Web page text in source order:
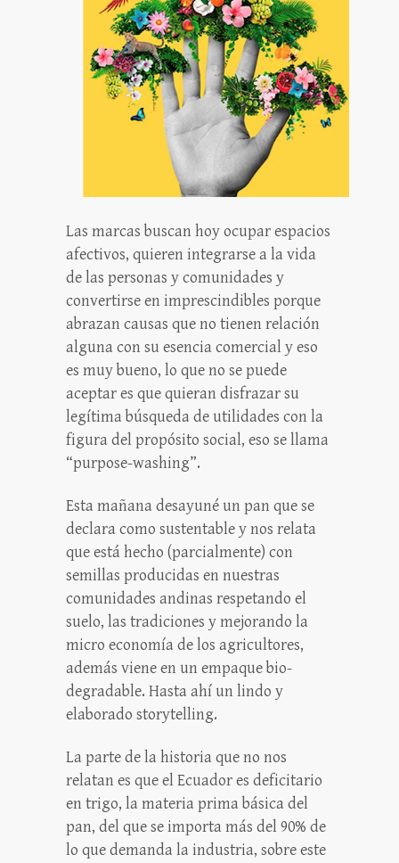
Las marcas buscan hoy ocupar espacios
afectivos, quieren integrarse a la vida
de las personas y comunidades y
convertirse en imprescindibles porque
abrazan causas que no tienen relación
alguna con su esencia comercial y eso
es muy bueno, lo que no se puede
aceptar es que quieran disfrazar su
legítima búsqueda de utilidades con la
figura del propósito social, eso se llama
“purpose-washing”.
Esta mañana desayuné un pan que se
declara como sustentable y nos relata
que está hecho (parcialmente) con
semillas producidas en nuestras
comunidades andinas respetando el
suelo, las tradiciones y mejorando la
micro economía de los agricultores,
además viene en un empaque bio-
degradable. Hasta ahí un lindo y
elaborado storytelling.
La parte de la historia que no nos
relatan es que el Ecuador es deficitario
en trigo, la materia prima básica del
pan, del que se importa más del 90% de
lo que demanda la industria, sobre este